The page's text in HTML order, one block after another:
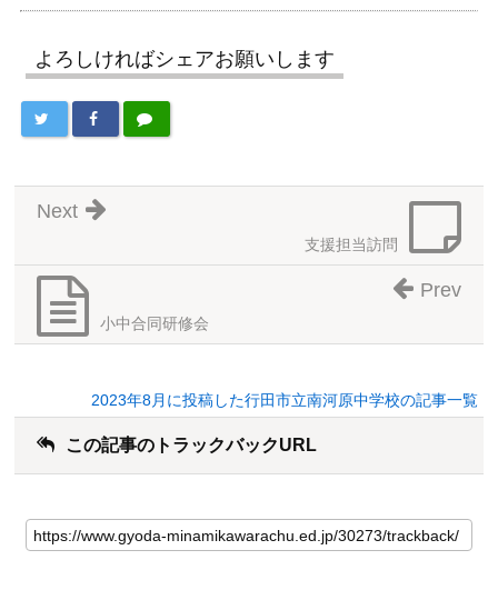
よろしければシェアお願いします
支援担当訪問
Next
小中合同研修会
Prev
2023年8月に投稿した行田市立南河原中学校の記事一覧
この記事のトラックバックURL